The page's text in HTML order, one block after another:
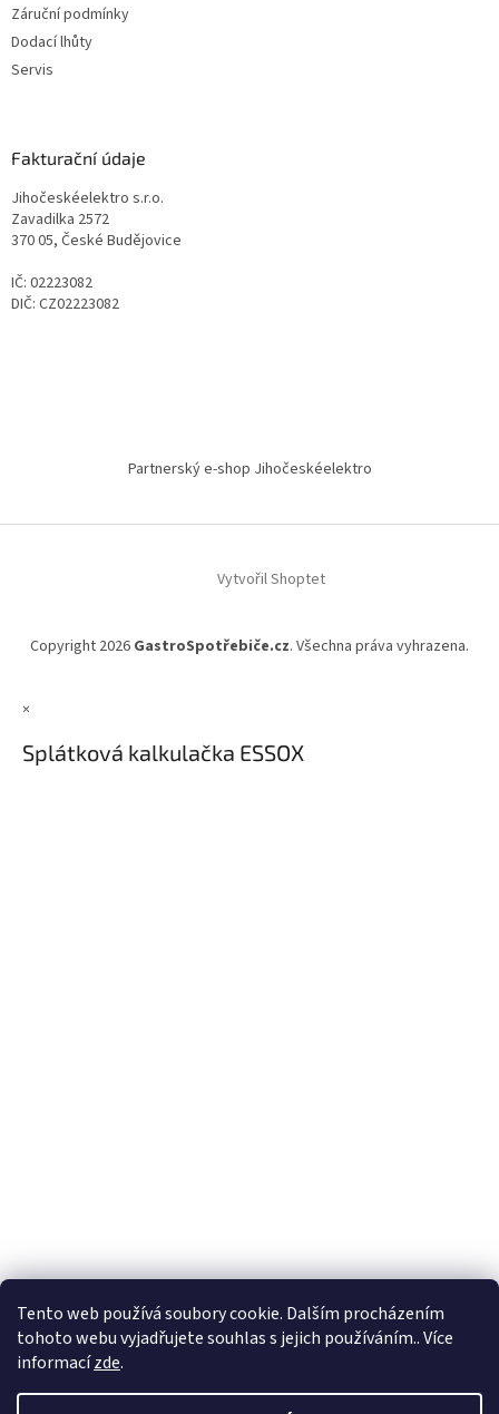
Tento web používá soubory cookie. Dalším procházením
tohoto webu vyjadřujete souhlas s jejich používáním.. Více
informacízde.
Záruční podmínky
Dodací lhůty
Servis
Fakturační údaje
Jihočeskéelektro s.r.o.
Zavadilka 2572
370 05, České Budějovice
IČ: 02223082
DIČ: CZ02223082
Partnerský e-shop Jihočeskéelektro
Vytvořil Shoptet
Copyright 2026 GastroSpotřebiče.cz. Všechna práva vyhrazena.
×
Splátková kalkulačka ESSOX